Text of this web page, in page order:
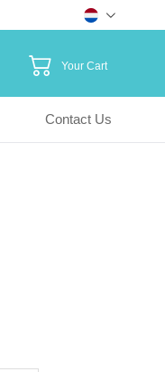
Your Cart
Contact Us